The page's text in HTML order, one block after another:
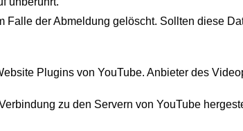
der Abmeldung gelöscht. Sollten diese
Plugins von YouTube. Anbieter des
zu den Servern von YouTube